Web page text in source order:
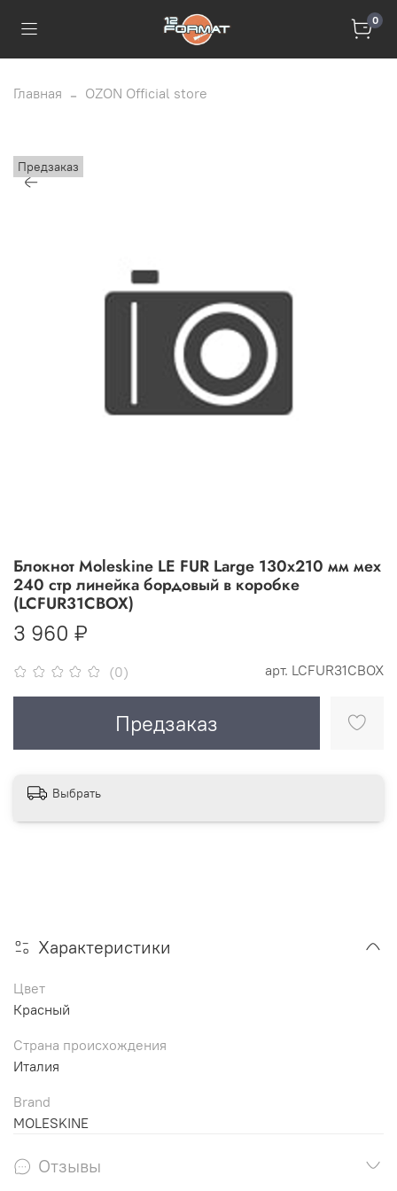
0
Главная OZON Official store
Предзаказ
(0) арт. LCFUR31CBOX
Блокнот Moleskine LE FUR Large 130х210 мм мех
240 стр линейка бордовый в коробке
(LCFUR31CBOX)
3 960 ₽
Предзаказ
Выбрать
Характеристики
Цвет
Красный
Страна происхождения
Италия
Brand
MOLESKINE
Отзывы